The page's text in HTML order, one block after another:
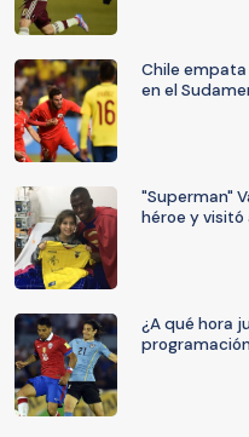
Chile
en el
"Superman"
héroe y visitó
¿A qué hora